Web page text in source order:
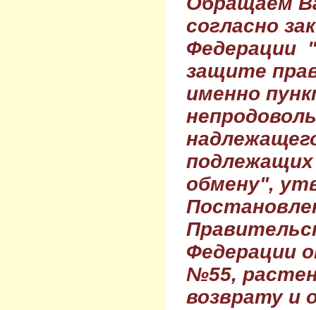
согласно
Федерации
защите
именно
обмену",
Федерации
№55,
возврату и